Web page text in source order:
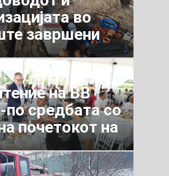
во
завршени
на ВВ
средбата со
почетокот на
2026 г.